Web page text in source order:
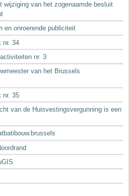
wijziging van het zogenaamde besluit
en onroerende publiciteit
nr. 34
nr. 3
van het Brussels
nr. 35
van de Huisvestingsvergunning is een